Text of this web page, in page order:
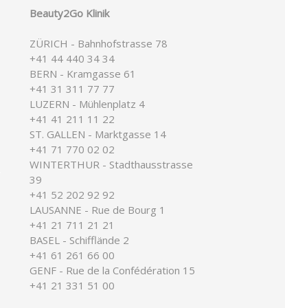
Beauty2Go Klinik
ZÜRICH - Bahnhofstrasse 78
+41 44 440 34 34
BERN - Kramgasse 61
+41 31 311 77 77
LUZERN - Mühlenplatz 4
+41 41 211 11 22
ST. GALLEN - Marktgasse 14
+41 71 770 02 02
WINTERTHUR - Stadthausstrasse
39
+41 52 202 92 92
LAUSANNE - Rue de Bourg 1
+41 21 711 21 21
BASEL - Schifflände 2
+41 61 261 66 00
GENF - Rue de la Confédération 15
+41 21 331 51 00